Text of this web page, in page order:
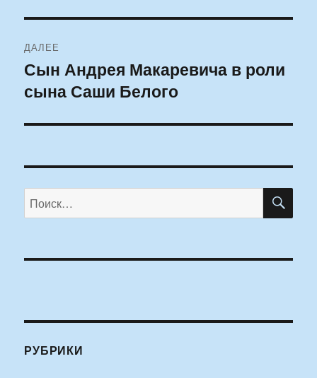
ДАЛЕЕ
Следующая
запись:
Сын Андрея Макаревича в роли
сына Саши Белого
Искать:
РУБРИКИ